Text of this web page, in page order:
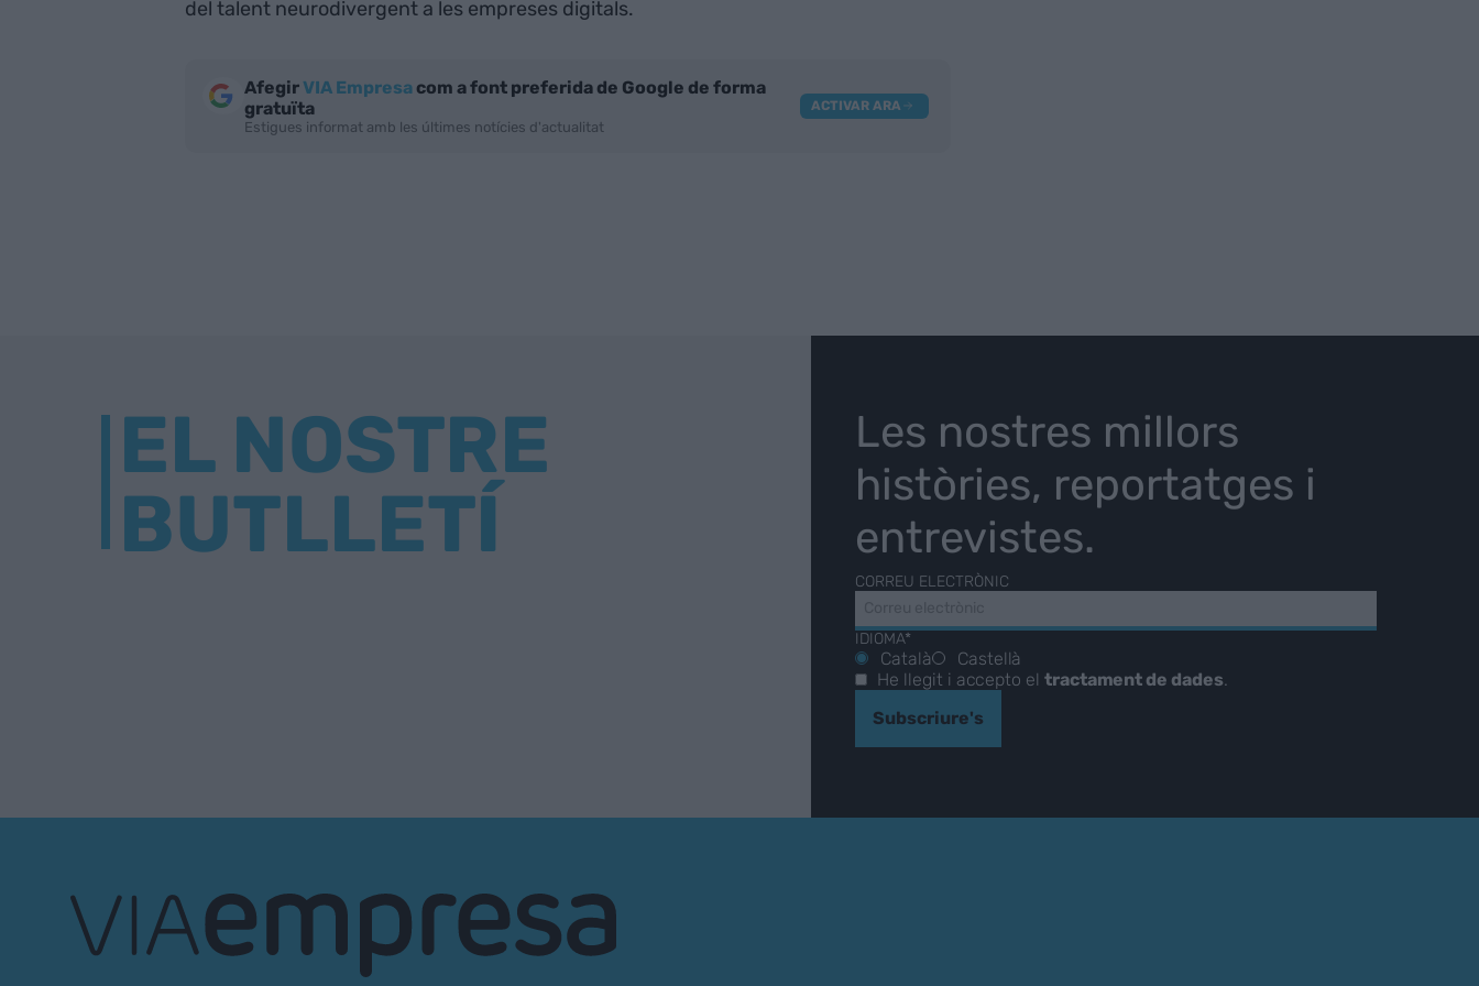
del talent neurodivergent a les empreses digitals.
AfegirVIA Empresacom a font preferida de Google de forma
gratuïta
Estigues informat amb les últimes notícies d'actualitat
ACTIVAR ARA
EL NOSTRE
BUTLLETÍ
Les nostres millors
històries, reportatges i
entrevistes.
CORREU ELECTRÒNIC
IDIOMA*
Català
Castellà
He llegit i accepto el tractament de dades.
Subscriure's